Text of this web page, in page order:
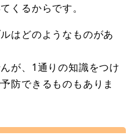
くるからです。
はどのようなものがあ
が、1通りの知識をつけ
防できるものもありま